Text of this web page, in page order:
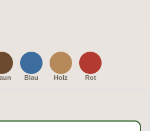
Blau Holz Rot